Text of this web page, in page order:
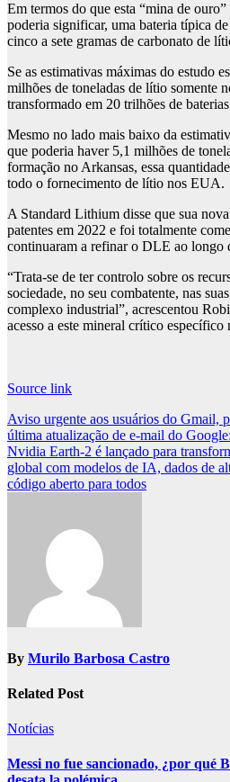
Em termos do que esta “mina de
poderia significar, uma bateria típica
cinco a sete gramas de carbonato de
Se as estimativas máximas do estudo
milhões de toneladas de lítio somente
transformado em 20 trilhões de
Mesmo no lado mais baixo da
que poderia haver 5,1 milhões de
formação no Arkansas, essa
todo o fornecimento de lítio nos EUA.
A Standard Lithium disse que sua
patentes em 2022 e foi totalmente
continuaram a refinar o DLE ao longo
“Trata-se de ter controlo sobre os
sociedade, no seu combatente, nas
complexo industrial”, acrescentou
acesso a este mineral crítico específico
Source link
Post
navigation
Aviso urgente aos usuários do Gmail,
última atualização de e-mail do
Nvidia Earth-2 é lançado para
global com modelos de IA, dados de
código aberto para todos
By Murilo Barbosa Castro
Related Post
Notícias
Messi no fue sancionado, ¿por qué